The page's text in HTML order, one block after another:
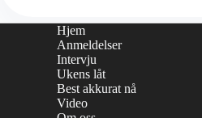
Rihanna
Hjem
Anmeldelser
Intervju
Ukens låt
Best akkurat nå
Video